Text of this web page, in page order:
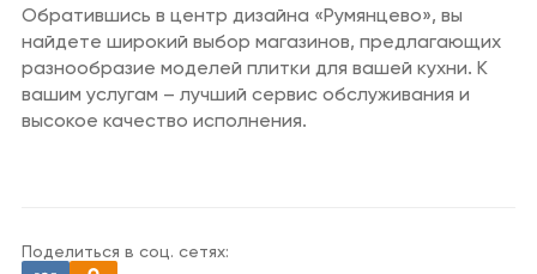
Обратившись в центр дизайна «Румянцево», вы
найдете широкий выбор магазинов, предлагающих
разнообразие моделей плитки для вашей кухни. К
вашим услугам – лучший сервис обслуживания и
высокое качество исполнения.
Поделиться в соц. сетях: